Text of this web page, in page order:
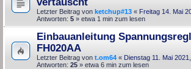
Letzter Beitrag von ketchup#13 « Freitag 14. Mai
Antworten: 5 » etwa 1 min zum lesen
Einbauanleitung
FH020AA
Letzter Beitrag von t.om64 « Dienstag 11. Mai
Antworten: 25 » etwa 6 min zum lesen